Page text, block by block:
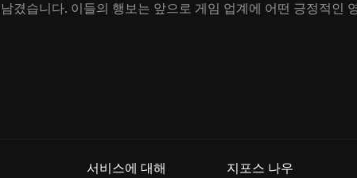
겼습니다. 이들의 행보는 앞으로 게임 업계에 어떤 긍정적인
서비스에 대해 지포스 나우